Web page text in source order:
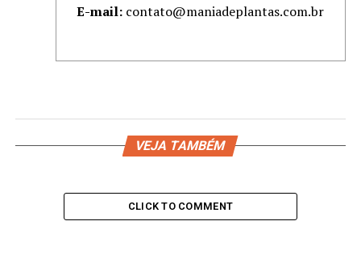
E-mail: contato@maniadeplantas.com.br
VEJA TAMBÉM
CLICK TO COMMENT